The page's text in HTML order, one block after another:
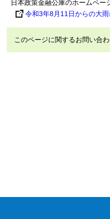
日本政策金融公庫のホームペー
令和3年8月11日からの大
このページに関するお問い